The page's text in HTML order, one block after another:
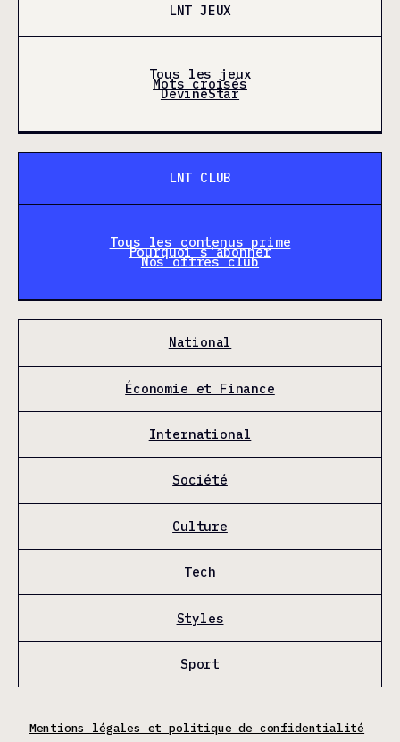
LNT JEUX
Tous les jeux
Mots croisés
DevineStar
LNT CLUB
Tous les contenus prime
Pourquoi s'abonner
Nos offres club
National
Économie et Finance
International
Société
Culture
Tech
Styles
Sport
Mentions légales et politique de confidentialité